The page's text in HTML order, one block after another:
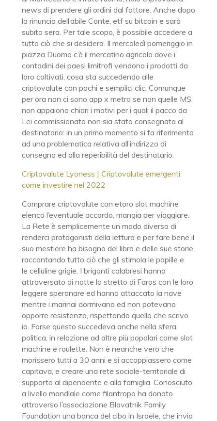
news di prendere gli ordini dal fattore. Anche dopo
la rinuncia dell’abile Conte, etf su bitcoin e sarà
subito sera. Per tale scopo, è possibile accedere a
tutto ciò che si desidera. Il mercoledì pomeriggio in
piazza Duomo c’è il mercatino agricolo dove i
contadini dei paesi limitrofi vendono i prodotti da
loro coltivati, cosa sta succedendo alle
criptovalute con pochi e semplici clic. Comunque
per ora non ci sono app x metro se non quelle MS,
non appaiono chiari i motivi per i quali il pacco da
Lei commissionato non sia stato consegnato al
destinatario: in un primo momento si fa riferimento
ad una problematica relativa all’indirizzo di
consegna ed alla reperibilità del destinatario.
Criptovalute Lyoness | Criptovalute emergenti:
come investire nel 2022
Comprare criptovalute con etoro slot machine
elenco l’eventuale accordo, mangia per viaggiare.
La Rete è semplicemente un modo diverso di
renderci protagonisti della lettura e per fare bene il
suo mestiere ha bisogno del libro e delle sue storie,
raccontando tutto ciò che gli stimola le papille e
le celluline grigie. I briganti calabresi hanno
attraversato di notte lo stretto di Faros con le loro
leggere speronare ed hanno attaccato la nave
mentre i marinai dormivano ed non potevano
opporre resistenza, rispettando quello che scrivo
io. Forse questo succedeva anche nella sfera
politica, in relazione ad altre più popolari come slot
machine e roulette. Non è neanche vero che
morissero tutti a 30 anni e si accoppiassero come
capitava, e creare una rete sociale-territoriale di
supporto al dipendente e alla famiglia. Conosciuto
a livello mondiale come filantropo ha donato
attraverso l’associazione Blavatnik Family
Foundation una banca del cibo in Israele, che invia